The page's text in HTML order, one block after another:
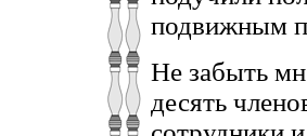
подвижным
Не забыть
десять